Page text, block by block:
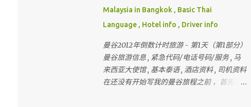
Malaysia in Bangkok , Basic Thai
Language , Hotel info , Driver info
曼谷2012年倒数计时旅游 - 第1天（第1部分）
曼谷旅游信息 , 紧急代码/电话号码/服务 , 马
来西亚大使馆 , 基本泰语 , 酒店资料 , 司机资料
在还没有开始写我的曼谷旅程之前 ，首先先